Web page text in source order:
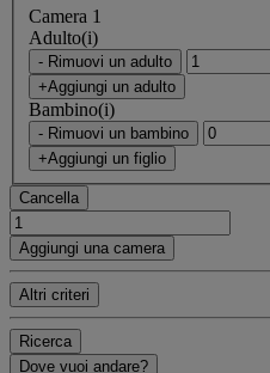
Camera 1
Adulto(i)
- Rimuovi un adulto
+Aggiungi un adulto
Bambino(i)
- Rimuovi un bambino
+Aggiungi un figlio
Cancella
Aggiungi una camera
Altri criteri
Ricerca
Dove vuoi andare?